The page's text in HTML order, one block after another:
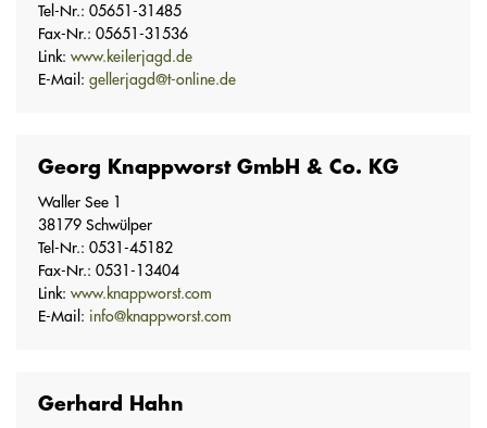
Tel-Nr.: 05651-31485
Fax-Nr.: 05651-31536
Link: www.keilerjagd.de
E-Mail: gellerjagd@t-online.de
Georg Knappworst GmbH & Co. KG
Waller See 1
38179 Schwülper
Tel-Nr.: 0531-45182
Fax-Nr.: 0531-13404
Link: www.knappworst.com
E-Mail: info@knappworst.com
Gerhard Hahn